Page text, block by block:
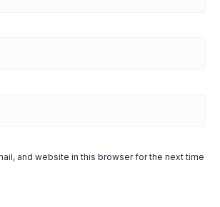
and website in this browser for the next time